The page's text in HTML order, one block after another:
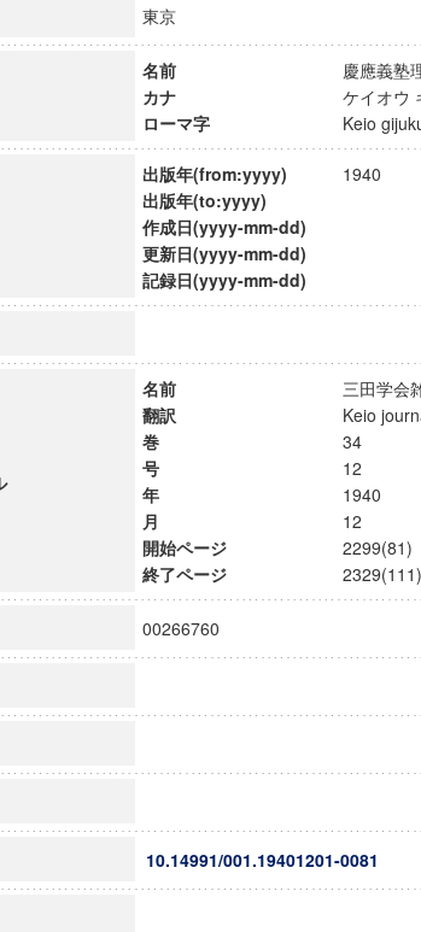
ガバナンス教育研究センター
性の先端的教育研究拠点
会発展のサイエンス」
東京
名前
慶應義塾
カナ
ケイオ
ローマ字
Keio
出版年(from:yyyy)
1940
出版年(to:yyyy)
作成日(yyyy-mm-dd)
更新日(yyyy-mm-dd)
記録日(yyyy-mm-dd)
名前
三田学
翻訳
Keio
巻
34
号
12
年
1940
月
12
開始ページ
2299(81)
終了ページ
00266760
10.14991/001.19401201-0081